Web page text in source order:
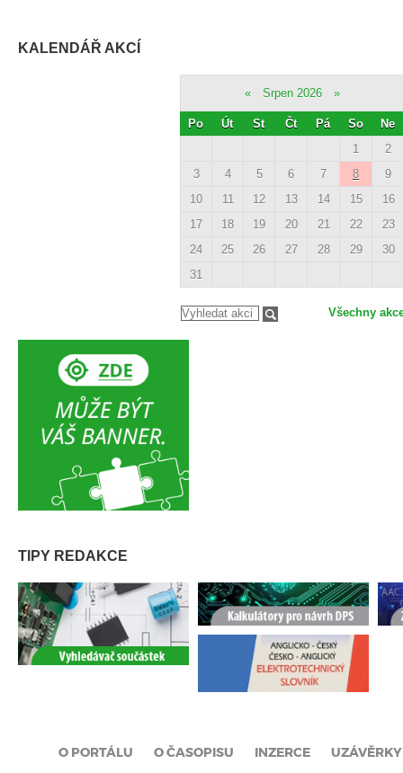
KALENDÁŘ AKCÍ
« Srpen 2026 »
Po Út St Čt Pá So
Ne
1
2
3
4 5 6 7 8
9
10
11 12 13 14 15
16
17
18 19 20 21 22
23
24
25 26 27 28 29
30
31
Všechny
TIPY REDAKCE
O PORTÁLU O ČASOPISU INZERCE UZÁVĚRKY